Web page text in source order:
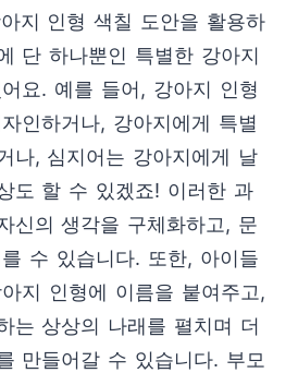
지 인형 색칠 도안을 활용하
단 하나뿐인 특별한 강아지
요. 예를 들어, 강아지 인형
인하거나, 강아지에게 특별
나, 심지어는 강아지에게 날
도 할 수 있겠죠! 이러한 과
신의 생각을 구체화하고, 문
수 있습니다. 또한, 아이들
지 인형에 이름을 붙여주고,
는 상상의 나래를 펼치며 더
만들어갈 수 있습니다. 부모